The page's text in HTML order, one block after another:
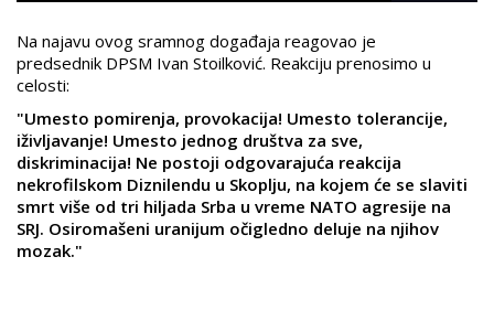
Na najavu ovog sramnog događaja reagovao je
predsednik DPSM Ivan Stoilković. Reakciju prenosimo u
celosti:
"Umesto pomirenja, provokacija! Umesto tolerancije,
iživljavanje! Umesto jednog društva za sve,
diskriminacija! Ne postoji odgovarajuća reakcija
nekrofilskom Diznilendu u Skoplju, na kojem će se slaviti
smrt više od tri hiljada Srba u vreme NATO agresije na
SRJ. Osiromašeni uranijum očigledno deluje na njihov
mozak."